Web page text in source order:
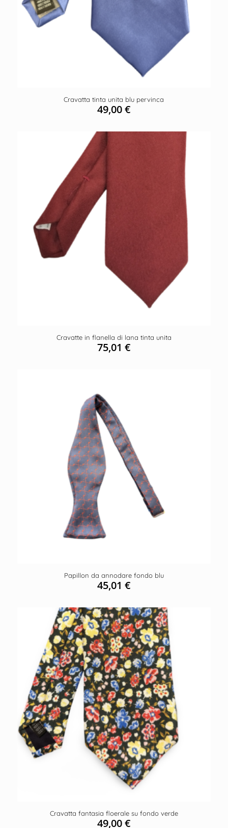
Cravatta tinta unita blu pervinca
49,00€
Cravatte in flanella di lana tinta unita
75,01€
Papillon da annodare fondo blu
45,01€
Cravatta fantasia floerale su fondo verde
49,00€